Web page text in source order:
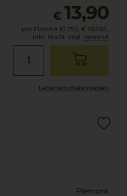
€ 13,90
pro Flasche (0.75l), € 18,53/L
inkl. MwSt. zzgl. Versand
Lebensmittel­angaben
Piemont